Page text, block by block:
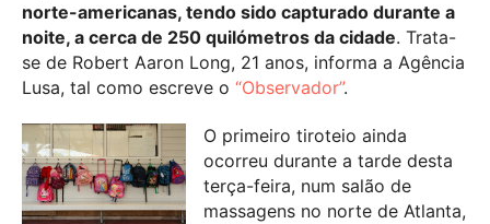
norte-americanas, tendo sido capturado durante a
noite, a cerca de 250 quilómetros da cidade. Trata-
se de Robert Aaron Long, 21 anos, informa a Agência
Lusa, tal como escreve o “Observador”.
O primeiro tiroteio ainda
ocorreu durante a tarde desta
terça-feira, num salão de
massagens no norte de Atlanta,